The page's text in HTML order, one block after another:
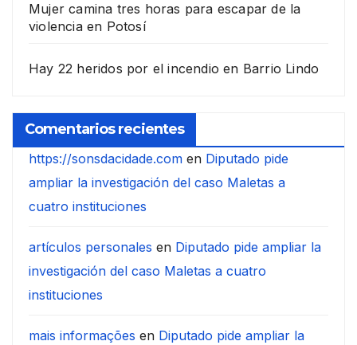
Mujer camina tres horas para escapar de la
violencia en Potosí
Hay 22 heridos por el incendio en Barrio Lindo
Comentarios recientes
https://sonsdacidade.com en Diputado pide
ampliar la investigación del caso Maletas a
cuatro instituciones
artículos personales en Diputado pide ampliar la
investigación del caso Maletas a cuatro
instituciones
mais informações en Diputado pide ampliar la